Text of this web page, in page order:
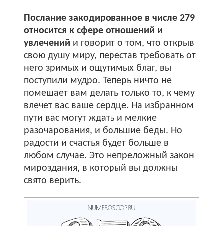
Послание закодированное в числе 279
относится к сфере отношений и
увлечений и говорит о том, что открыв
свою душу миру, перестав требовать от
него зримых и ощутимых благ, вы
поступили мудро. Теперь ничто не
помешает вам делать только то, к чему
влечет вас ваше сердце. На избранном
пути вас могут ждать и мелкие
разочарования, и большие беды. Но
радости и счастья будет больше в
любом случае. Это непреложный закон
мироздания, в который вы должны
свято верить.